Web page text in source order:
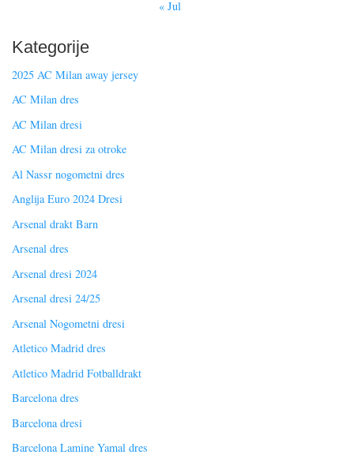
« Jul
Kategorije
2025 AC Milan away jersey
AC Milan dres
AC Milan dresi
AC Milan dresi za otroke
Al Nassr nogometni dres
Anglija Euro 2024 Dresi
Arsenal drakt Barn
Arsenal dres
Arsenal dresi 2024
Arsenal dresi 24/25
Arsenal Nogometni dresi
Atletico Madrid dres
Atletico Madrid Fotballdrakt
Barcelona dres
Barcelona dresi
Barcelona Lamine Yamal dres